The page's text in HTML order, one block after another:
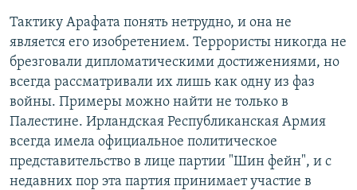
Тактику Арафата понять нетрудно, и она не
является его изобретением. Террористы никогда не
брезговали дипломатическими достижениями, но
всегда рассматривали их лишь как одну из фаз
войны. Примеры можно найти не только в
Палестине. Ирландская Республиканская Армия
всегда имела официальное политическое
представительство в лице партии "Шин фейн", и с
недавних пор эта партия принимает участие в